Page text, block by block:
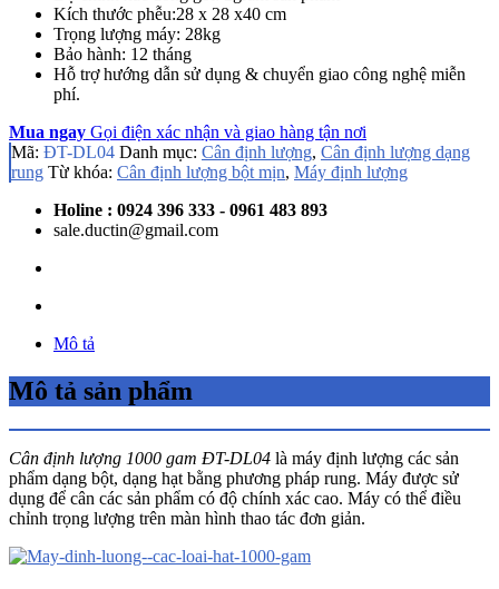
Kích thước phễu:28 x 28 x40 cm
Trọng lượng máy: 28kg
Bảo hành: 12 tháng
Hỗ trợ hướng dẫn sử dụng & chuyển giao công nghệ miễn
phí.
Mua ngay Gọi điện xác nhận và giao hàng tận nơi
Mã: ĐT-DL04 Danh mục: Cân định lượng, Cân định lượng dạng
rung Từ khóa: Cân định lượng bột mịn, Máy định lượng
Holine : 0924 396 333 - 0961 483 893
sale.ductin@gmail.com
Mô tả
Mô tả sản phẩm
Cân định lượng 1000 gam ĐT-DL04 là máy định lượng các sản
phẩm dạng bột, dạng hạt bằng phương pháp rung. Máy được sử
dụng để cân các sản phẩm có độ chính xác cao. Máy có thể điều
chỉnh trọng lượng trên màn hình thao tác đơn giản.